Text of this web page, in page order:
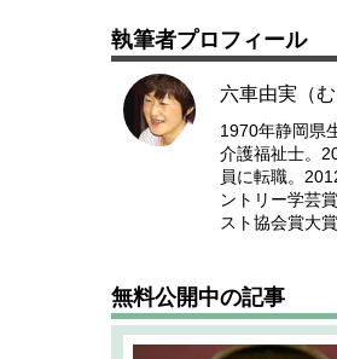
執筆者プロフィール
六車由実（む
1970年静岡県
介護福祉士。
員に転職。
ントリー学芸
スト協会賞大
無料公開中の記事